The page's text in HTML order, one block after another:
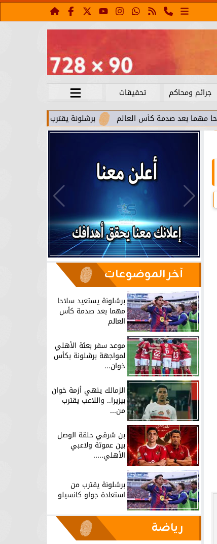
جرائم ومحاكم
تحقيقات
برشلونة يقترب من استعادة جواو كانسيلو
صدمة كأس العالم
آخر الموضوعات
برشلونة يستعيد سلاحا
مهما بعد صدمة كأس
العالم
موعد سفر بعثة الأهلي
لمواجهة برشلونة بكأس
خوان...
الزمالك ينهي أزمة خوان
بيزيرا.. واللاعب يقترب
من...
بن شرقي حلقة الوصل
بين عموتة ولاعبي
الأهلي.....
برشلونة يقترب من
استعادة جواو كانسيلو
رياضة